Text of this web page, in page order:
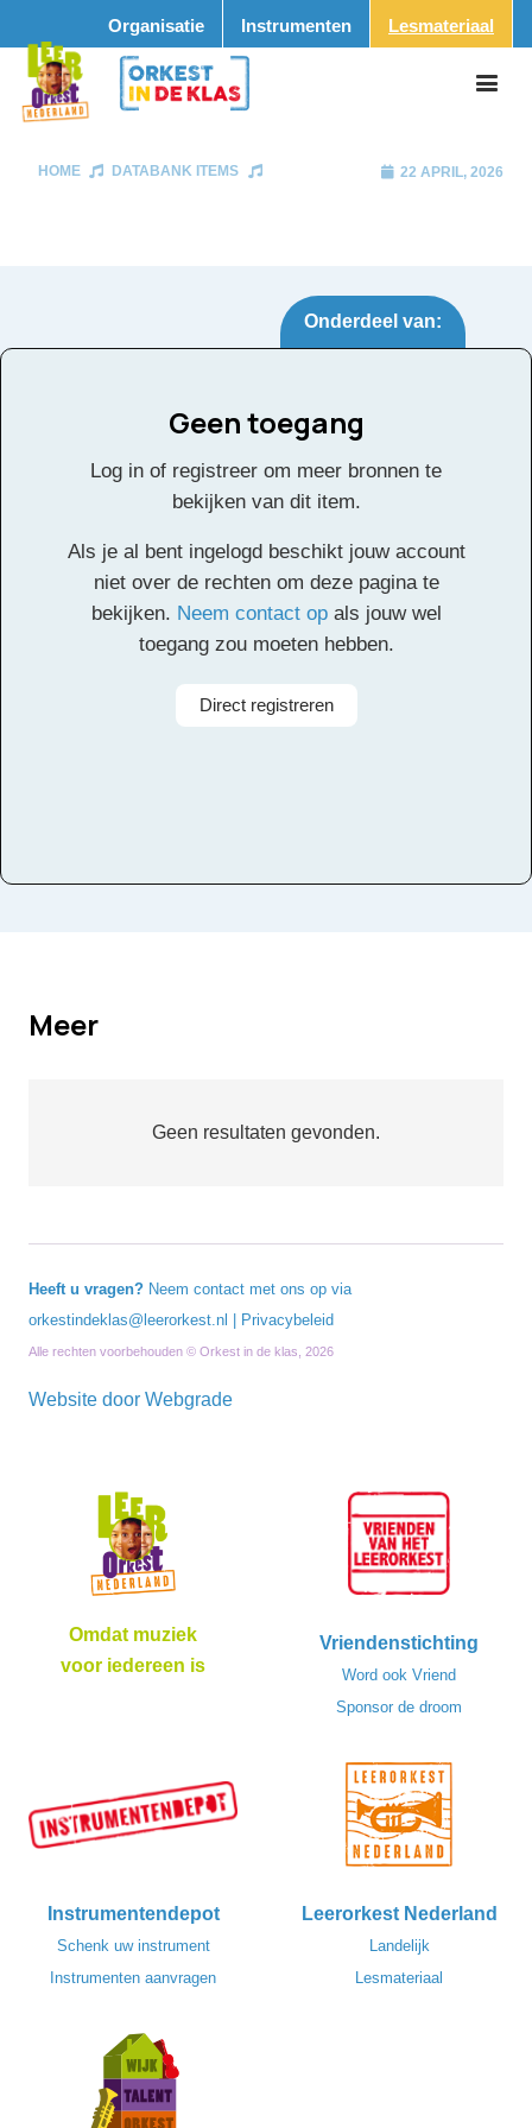
Organisatie Instrumenten Lesmateriaal
HOME DATABANK ITEMS 22 APRIL, 2026
Onderdeel van:
EmailPinterestLinkedIn
Delen
Geen toegang
Log in of registreer om meer bronnen te
bekijken van dit item.
Als je al bent ingelogd beschikt jouw account
niet over de rechten om deze pagina te
bekijken. Neem contact opals jouw wel
toegang zou moeten hebben.
Direct registreren
Alle rechten voorbehouden
Meer
Geen resultaten gevonden.
Omdat muziek
voor iedereen is
Vriendenstichting
Word ook Vriend
Sponsor de droom
Instrumentendepot
Schenk uw instrument
Instrumenten aanvragen
Leerorkest Nederland
Landelijk
Lesmateriaal
Heeft u vragen? Neem contact met ons op via
orkestindeklas@leerorkest.nl
Privacybeleid
Alle rechten voorbehouden © Orkest in de klas, 2026
Website door Webgrade